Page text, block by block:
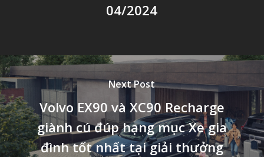
04/2024
Next Post
Volvo EX90 và XC90 Recharge
giành cú đúp hạng mục Xe gia
đình tốt nhất tại giải thưởng